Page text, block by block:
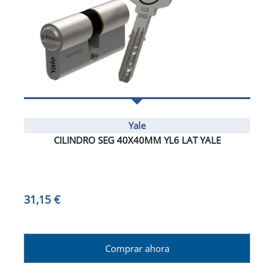
Yale
CILINDRO SEG 40X40MM YL6 LAT YALE
31,15 €
Comprar ahora